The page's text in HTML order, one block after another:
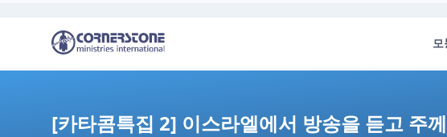
[카타콤특집 2] 이스라엘에서 방송을 듣고 주